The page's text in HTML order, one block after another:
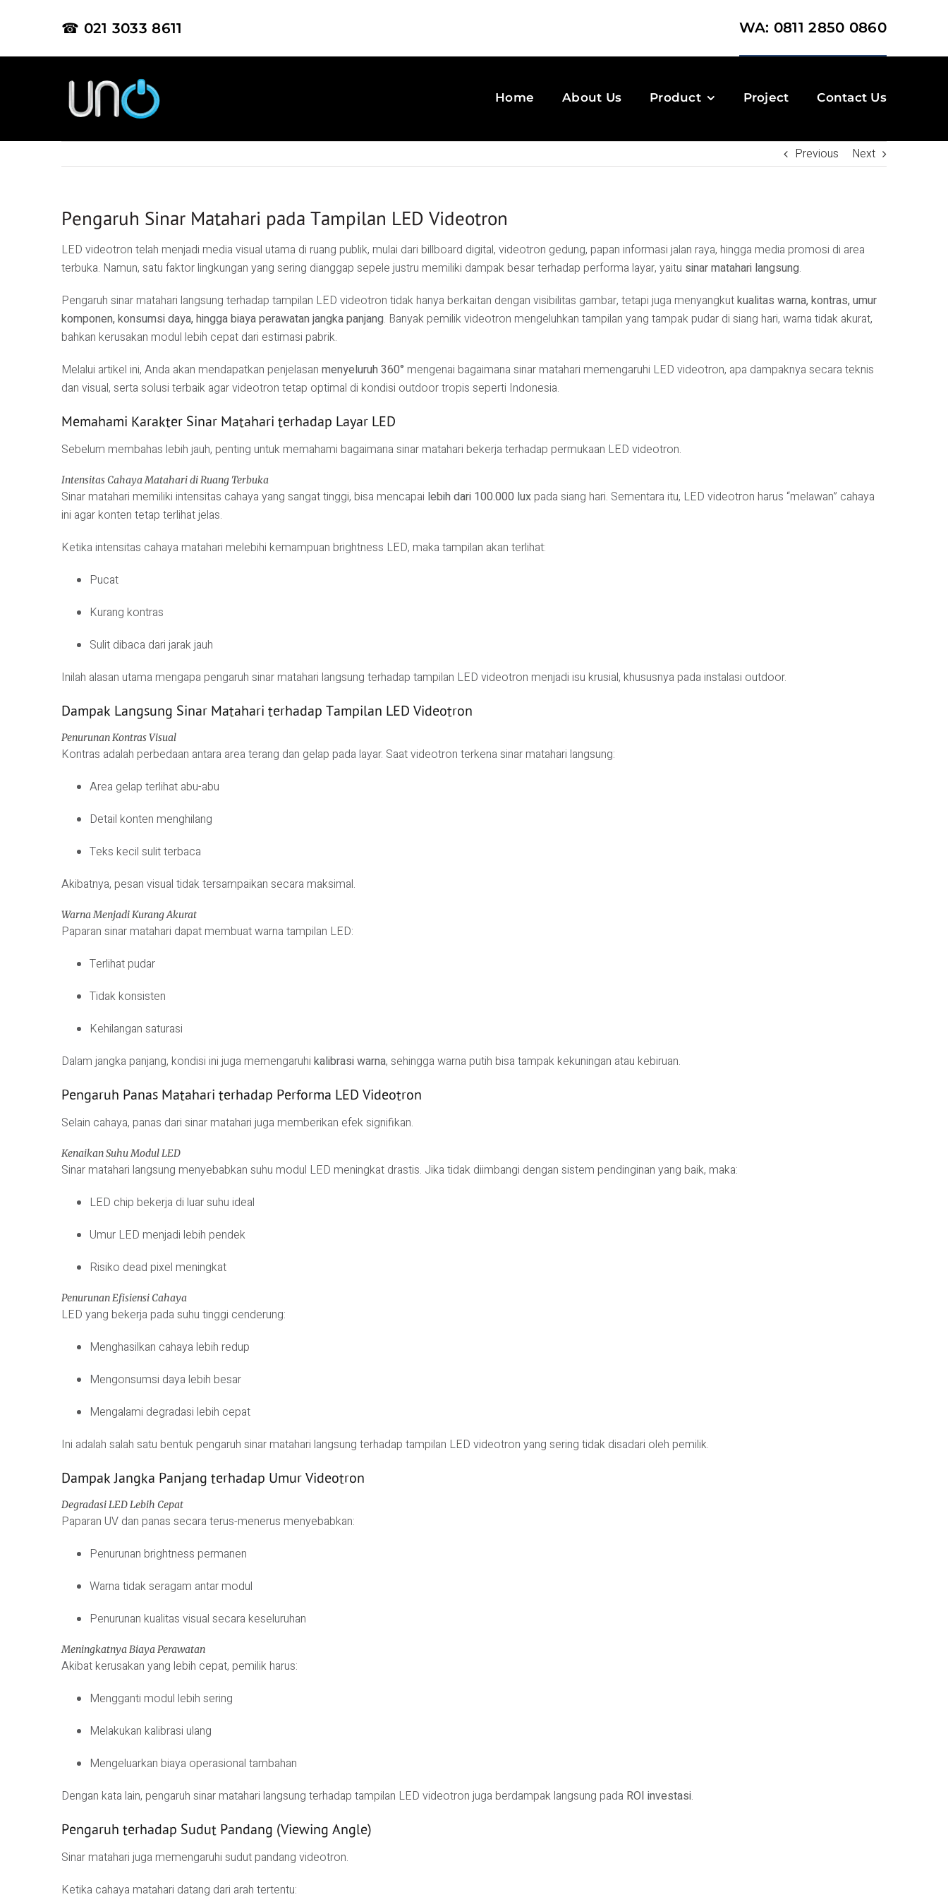
☎ 021 3033 8611 WA: 0811 2850 0860
Home About Us Product Project Contact Us
Previous Next
Pengaruh Sinar Matahari pada Tampilan LED Videotron
LED videotron telah menjadi media visual utama di ruang publik, mulai dari billboard digital, videotron gedung, papan informasi jalan raya, hingga media promosi di area
terbuka. Namun, satu faktor lingkungan yang sering dianggap sepele justru memiliki dampak besar terhadap performa layar, yaitu sinar matahari langsung.
Pengaruh sinar matahari langsung terhadap tampilan LED videotron tidak hanya berkaitan dengan visibilitas gambar, tetapi juga menyangkutkualitas warna, kontras, umur
komponen, konsumsi daya, hingga biaya perawatan jangka panjang. Banyak pemilik videotron mengeluhkan tampilan yang tampak pudar di siang hari, warna tidak akurat,
bahkan kerusakan modul lebih cepat dari estimasi pabrik.
Melalui artikel ini, Anda akan mendapatkan penjelasan menyeluruh 360° mengenai bagaimana sinar matahari memengaruhi LED videotron, apa dampaknya secara teknis
dan visual, serta solusi terbaik agar videotron tetap optimal di kondisi outdoor tropis seperti Indonesia.
Memahami Karakter Sinar Matahari terhadap Layar LED
Sebelum membahas lebih jauh, penting untuk memahami bagaimana sinar matahari bekerja terhadap permukaan LED videotron.
Intensitas Cahaya Matahari di Ruang Terbuka
Sinar matahari memiliki intensitas cahaya yang sangat tinggi, bisa mencapai lebih dari 100.000 lux pada siang hari. Sementara itu, LED videotron harus “melawan” cahaya
ini agar konten tetap terlihat jelas.
Ketika intensitas cahaya matahari melebihi kemampuan brightness LED, maka tampilan akan terlihat:
Pucat
Kurang kontras
Sulit dibaca dari jarak jauh
Inilah alasan utama mengapa pengaruh sinar matahari langsung terhadap tampilan LED videotron menjadi isu krusial, khususnya pada instalasi outdoor.
Dampak Langsung Sinar Matahari terhadap Tampilan LED Videotron
Penurunan Kontras Visual
Kontras adalah perbedaan antara area terang dan gelap pada layar. Saat videotron terkena sinar matahari langsung:
Area gelap terlihat abu-abu
Detail konten menghilang
Teks kecil sulit terbaca
Akibatnya, pesan visual tidak tersampaikan secara maksimal.
Warna Menjadi Kurang Akurat
Paparan sinar matahari dapat membuat warna tampilan LED:
Terlihat pudar
Tidak konsisten
Kehilangan saturasi
Dalam jangka panjang, kondisi ini juga memengaruhi kalibrasi warna, sehingga warna putih bisa tampak kekuningan atau kebiruan.
Pengaruh Panas Matahari terhadap Performa LED Videotron
Selain cahaya, panas dari sinar matahari juga memberikan efek signifikan.
Kenaikan Suhu Modul LED
Sinar matahari langsung menyebabkan suhu modul LED meningkat drastis. Jika tidak diimbangi dengan sistem pendinginan yang baik, maka:
LED chip bekerja di luar suhu ideal
Umur LED menjadi lebih pendek
Risiko dead pixel meningkat
Penurunan Efisiensi Cahaya
LED yang bekerja pada suhu tinggi cenderung:
Menghasilkan cahaya lebih redup
Mengonsumsi daya lebih besar
Mengalami degradasi lebih cepat
Ini adalah salah satu bentuk pengaruh sinar matahari langsung terhadap tampilan LED videotron yang sering tidak disadari oleh pemilik.
Dampak Jangka Panjang terhadap Umur Videotron
Degradasi LED Lebih Cepat
Paparan UV dan panas secara terus-menerus menyebabkan:
Penurunan brightness permanen
Warna tidak seragam antar modul
Penurunan kualitas visual secara keseluruhan
Meningkatnya Biaya Perawatan
Akibat kerusakan yang lebih cepat, pemilik harus:
Mengganti modul lebih sering
Melakukan kalibrasi ulang
Mengeluarkan biaya operasional tambahan
Dengan kata lain, pengaruh sinar matahari langsung terhadap tampilan LED videotron juga berdampak langsung pada ROI investasi.
Pengaruh terhadap Sudut Pandang (Viewing Angle)
Sinar matahari juga memengaruhi sudut pandang videotron.
Ketika cahaya matahari datang dari arah tertentu: